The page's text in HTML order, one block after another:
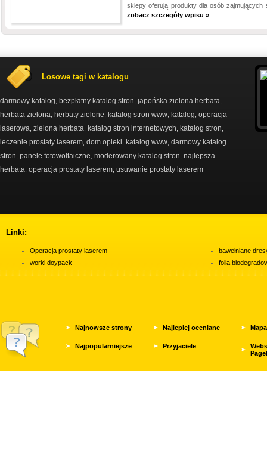
sklepy oferują produkty dla osób zajmujących
zobacz szczegóły wpisu »
Losowe tagi w katalogu
darmowy katalog bezpłatny katalog stron japońska zielona herbata
herbata zielona herbaty zielone katalog stron www katalog operacja
laserowa zielona herbata katalog stron internetowych katalog stron
leczenie prostaty laserem dom opieki katalog www darmowy katalog
stron panele fotowoltaiczne moderowany katalog stron najlepsza
herbata operacja prostaty laserem usuwanie prostaty laserem
Linki:
Operacja prostaty laserem
worki doypack
bawełniane
folia
Najnowsze strony Najlepiej oceniane
Najpopularniejsze Przyjaciele